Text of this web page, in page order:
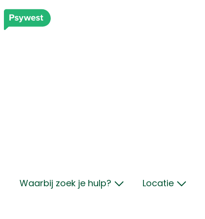
Waarbij zoek je hulp? Locatie